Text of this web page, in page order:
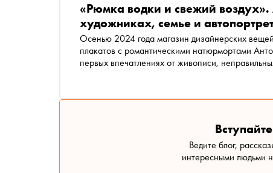
«Рюмка водки и свежий
художниках, семье и
Осенью 2024 года магазин дизайнерских
плакатов с романтическими натюрмортами
первых впечатлениях от живописи,
Ведите блог,
интересными людьми